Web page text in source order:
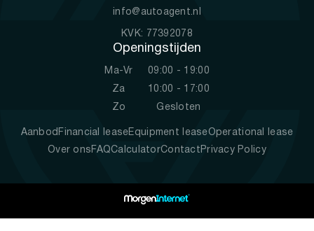
info@autoagent.nl
KVK: 77392078
Openingstijden
Ma-Vr
09:00 - 19:00
Za
10:00 - 17:00
Zo
Gesloten
Aanbod Financial leaseEquipment leaseOperational lease
Over ons FAQCalculatorContact Privacy Policy